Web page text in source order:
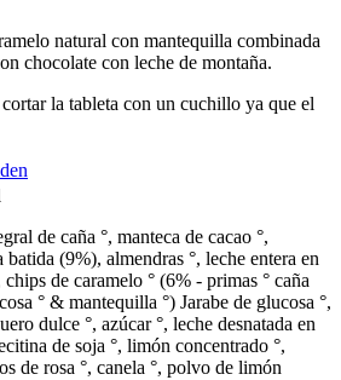
natural con mantequilla combinada
chocolate con leche de montaña.
la tableta con un cuchillo ya que el
de caña °, manteca de cacao °,
(9%), almendras °, leche entera en
de caramelo ° (6% - primas ° caña
° & mantequilla °) Jarabe de glucosa °,
dulce °, azúcar °, leche desnatada en
de soja °, limón concentrado °,
de rosa °, canela °, polvo de limón